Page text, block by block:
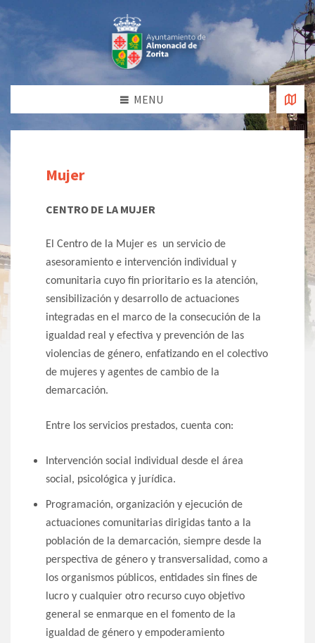
MENU
Mujer
CENTRO DE LA MUJER
El Centro de la Mujer es un servicio de
asesoramiento e intervención individual y
comunitaria cuyo fin prioritario es la atención,
sensibilización y desarrollo de actuaciones
integradas en el marco de la consecución de la
igualdad real y efectiva y prevención de las
violencias de género, enfatizando en el colectivo
de mujeres y agentes de cambio de la
demarcación.
Entre los servicios prestados, cuenta con:
Intervención social individual desde el área
social, psicológica y jurídica.
Programación, organización y ejecución de
actuaciones comunitarias dirigidas tanto a la
población de la demarcación, siempre desde la
perspectiva de género y transversalidad, como a
los organismos públicos, entidades sin fines de
lucro y cualquier otro recurso cuyo objetivo
general se enmarque en el fomento de la
igualdad de género y empoderamiento